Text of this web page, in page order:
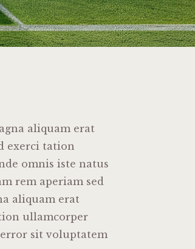
aliquam erat
exerci tation
omnis iste natus
rem aperiam sed
aliquam erat
ullamcorper
sit voluptatem